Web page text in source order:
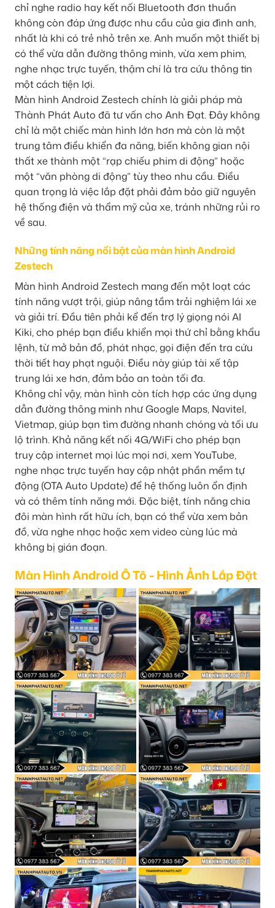
chỉ nghe radio hay kết nối Bluetooth đơn thuần
không còn đáp ứng được nhu cầu của gia đình anh,
nhất là khi có trẻ nhỏ trên xe. Anh muốn một thiết bị
có thể vừa dẫn đường thông minh, vừa xem phim,
nghe nhạc trực tuyến, thậm chí là tra cứu thông tin
một cách tiện lợi.
Màn hình Android Zestech chính là giải pháp mà
Thành Phát Auto đã tư vấn cho Anh Đạt. Đây không
chỉ là một chiếc màn hình lớn hơn mà còn là một
trung tâm điều khiển đa năng, biến không gian nội
thất xe thành một “rạp chiếu phim di động” hoặc
một “văn phòng di động” tùy theo nhu cầu. Điều
quan trọng là việc lắp đặt phải đảm bảo giữ nguyên
hệ thống điện và thẩm mỹ của xe, tránh những rủi ro
về sau.
Những tính năng nổi bật của màn hình Android
Zestech
Màn hình Android Zestech mang đến một loạt các
tính năng vượt trội, giúp nâng tầm trải nghiệm lái xe
và giải trí. Đầu tiên phải kể đến trợ lý giọng nói AI
Kiki, cho phép bạn điều khiển mọi thứ chỉ bằng khẩu
lệnh, từ mở bản đồ, phát nhạc, gọi điện đến tra cứu
thời tiết hay phạt nguội. Điều này giúp tài xế tập
trung lái xe hơn, đảm bảo an toàn tối đa.
Không chỉ vậy, màn hình còn tích hợp các ứng dụng
dẫn đường thông minh như Google Maps, Navitel,
Vietmap, giúp bạn tìm đường nhanh chóng và tối ưu
lộ trình. Khả năng kết nối 4G/WiFi cho phép bạn
truy cập internet mọi lúc mọi nơi, xem YouTube,
nghe nhạc trực tuyến hay cập nhật phần mềm tự
động (OTA Auto Update) để hệ thống luôn ổn định
và có thêm tính năng mới. Đặc biệt, tính năng chia
đôi màn hình rất hữu ích, bạn có thể vừa xem bản
đồ, vừa nghe nhạc hoặc xem video cùng lúc mà
không bị gián đoạn.
Màn Hình Android Ô Tô - Hình Ảnh Lắp Đặt